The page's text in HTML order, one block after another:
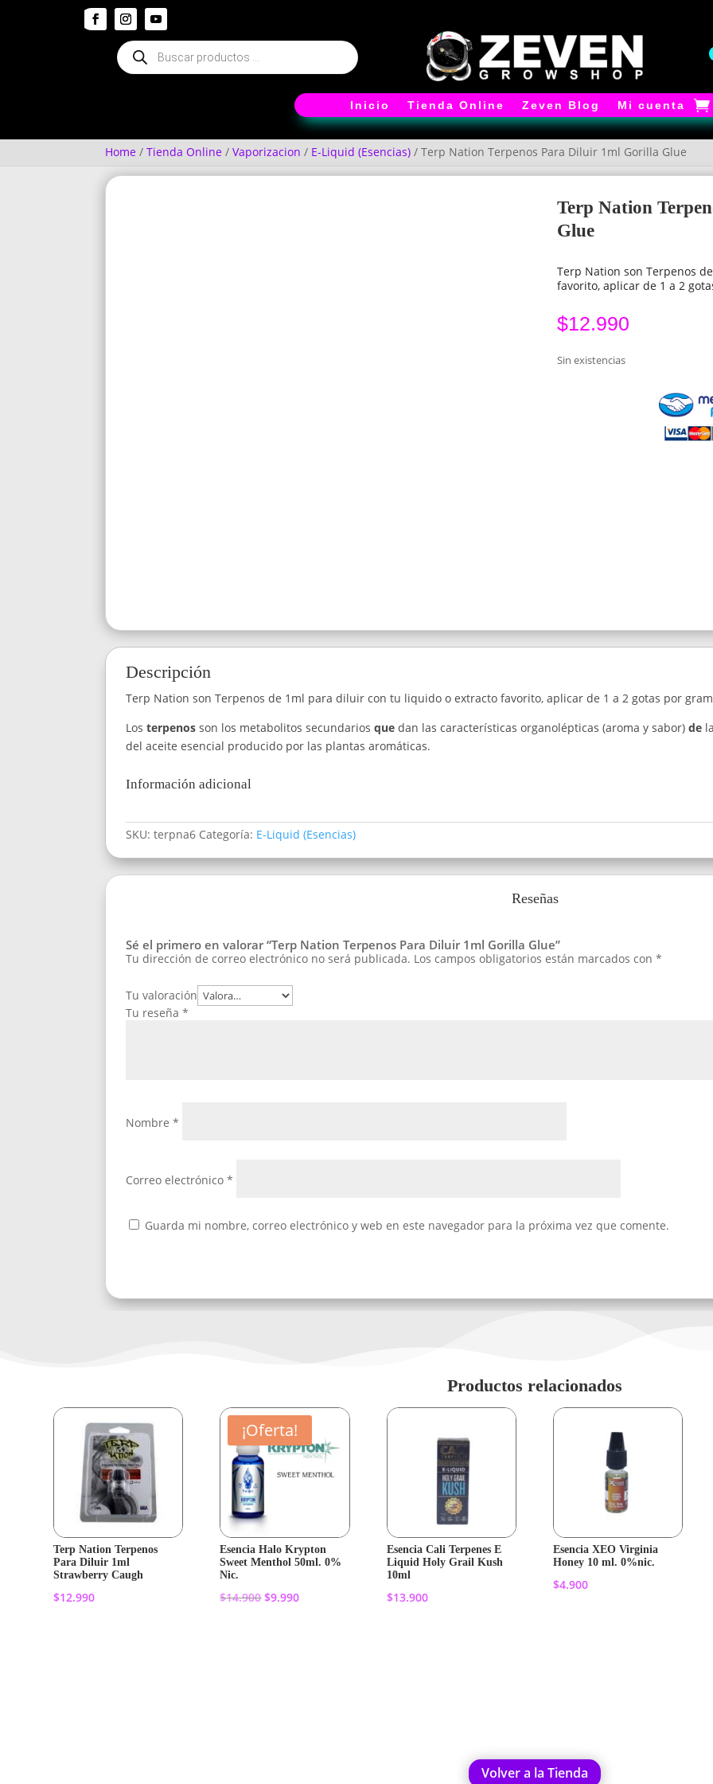
Búsqueda
de
productos
Inicio Tienda Online Zeven Blog Mi cuenta
Home / Tienda Online / Vaporizacion / E-Liquid (Esencias) / Terp Nation Terpenos Para Diluir 1ml Gorilla Glue
Terp Nation
Glue
Terp Nation son Terpenos
favorito, aplicar de 1 a 2
$12.990
Sin existencias
Descripción
Terp Nation son Terpenos de 1ml para diluir con tu liquido o extracto favorito, aplicar de 1 a 2 gotas por
Los terpenos son los metabolitos secundarios que dan las características organolépticas (aroma y sabor) de
del aceite esencial producido por las plantas aromáticas.
Información adicional
SKU: terpna6 Categoría: E-Liquid (Esencias)
Reseñas
Sé el primero en valorar “Terp Nation Terpenos Para Diluir 1ml Gorilla Glue”
Tu dirección de correo electrónico no será publicada. Los campos obligatorios están marcados con *
Tu valoración
Tu reseña *
Nombre *
Correo electrónico *
Guarda mi nombre, correo electrónico y web en este navegador para la próxima vez que comente.
Productos relacionados
Terp Nation Terpenos
Para Diluir 1ml
Strawberry Caugh
$12.990
¡Oferta!
Esencia Halo Krypton
Sweet Menthol 50ml. 0%
Nic.
$14.900El
$9.990El
Esencia Cali Terpenes E
Liquid Holy Grail Kush
10ml
$13.900
Esencia XEO Virginia
Honey 10 ml. 0%nic.
$4.900
Volver a la Tienda